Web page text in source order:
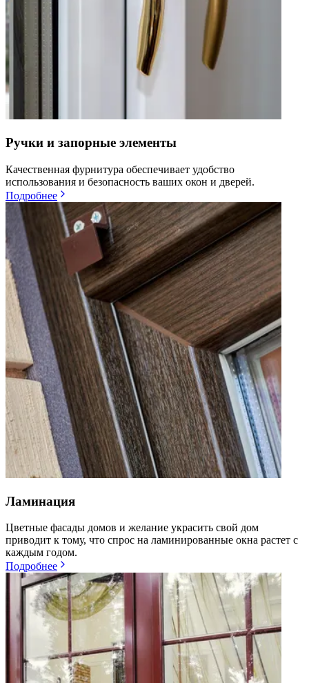
Ручки и запорные элементы
Качественная фурнитура обеспечивает удобство
использования и безопасность ваших окон и дверей.
Подробнее
Ламинация
Цветные фасады домов и желание украсить свой дом
приводит к тому, что спрос на ламинированные окна растет с
каждым годом.
Подробнее